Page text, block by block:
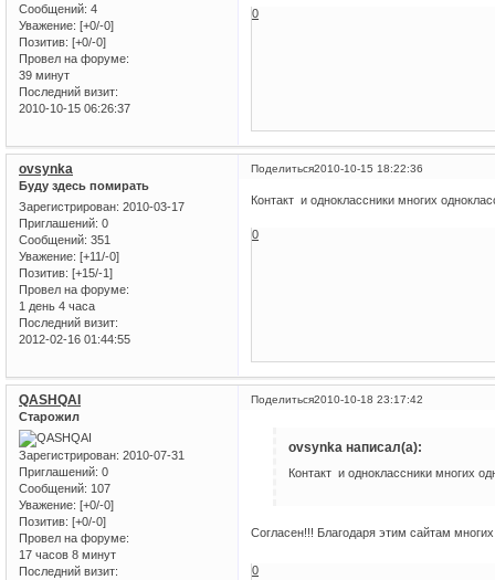
Сообщений: 4
Уважение: [+0/-0]
Позитив: [+0/-0]
Провел на форуме:
39 минут
Последний визит:
2010-10-15 06:26:37
0
Поделиться2010-10-15 18:22:36
ovsynka
Буду здесь помирать
Зарегистрирован: 2010-03-17
Приглашений: 0
Сообщений: 351
Уважение: [+11/-0]
Позитив: [+15/-1]
Провел на форуме:
1 день 4 часа
Последний визит:
2012-02-16 01:44:55
Контакт и одноклассники многих
0
Поделиться2010-10-18 23:17:42
QASHQAI
Старожил
Зарегистрирован: 2010-07-31
Приглашений: 0
Сообщений: 107
Уважение: [+0/-0]
Позитив: [+0/-0]
Провел на форуме:
17 часов 8 минут
Последний визит:
ovsynka написал(а):
Контакт и одноклассники многих
Согласен!!! Благодаря этим сайтам
0